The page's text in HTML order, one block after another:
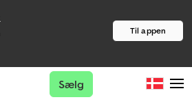
Til appen
Sælg